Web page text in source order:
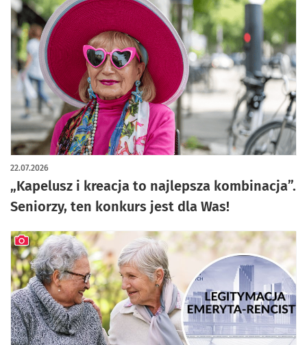
„Kapelusz i kreacja to najlepsza kombinacja”.
Seniorzy, ten konkurs jest dla Was!
22.07.2026